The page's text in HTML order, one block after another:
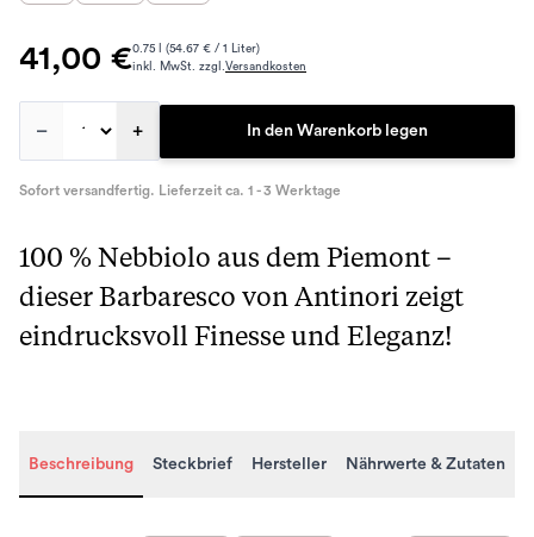
41,00 €0.75 l (54.67 € / 1 Liter)
inkl. MwSt. zzgl.Versandkosten
– + In den Warenkorb legen
Sofort versandfertig. Lieferzeit ca. 1 - 3 Werktage
100 % Nebbiolo aus dem Piemont –
dieser Barbaresco von Antinori zeigt
eindrucksvoll Finesse und Eleganz!
Beschreibung Steckbrief Hersteller Nährwerte & Zutaten